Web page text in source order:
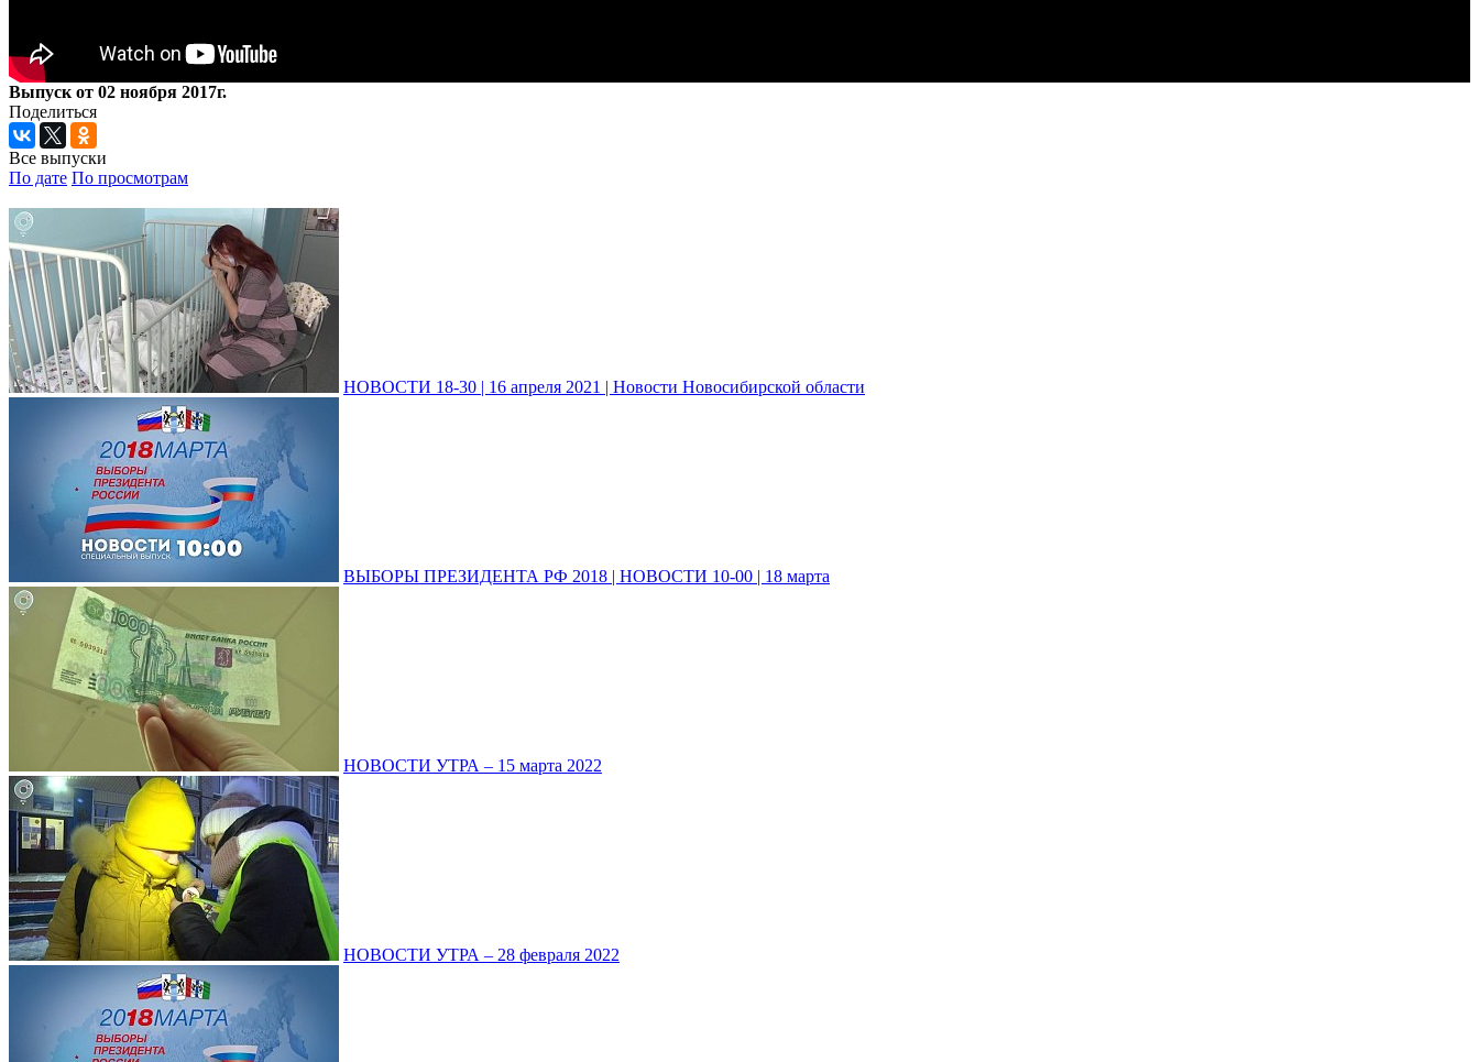
Выпуск от 02 ноября 2017г.
Поделиться
Все выпуски
По дате По просмотрам
НОВОСТИ 18-30 | 16 апреля 2021 | Новости Новосибирской области
ВЫБОРЫ ПРЕЗИДЕНТА РФ 2018 | НОВОСТИ 10-00 | 18 марта
НОВОСТИ УТРА – 15 марта 2022
НОВОСТИ УТРА – 28 февраля 2022